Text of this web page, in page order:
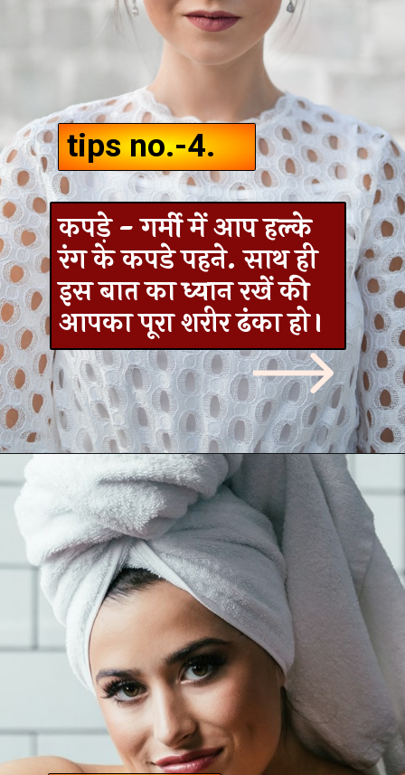
tips no.-4.
कपड़े - गर्मी में आप हल्के
रंग के कपडे पहने. साथ ही
इस बात का ध्यान रखें की
आपका पूरा शरीर ढंका हो।